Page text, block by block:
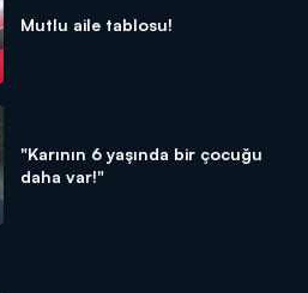
Mutlu aile tablosu!
"Karının 6 yaşında bir çocuğu
daha var!"